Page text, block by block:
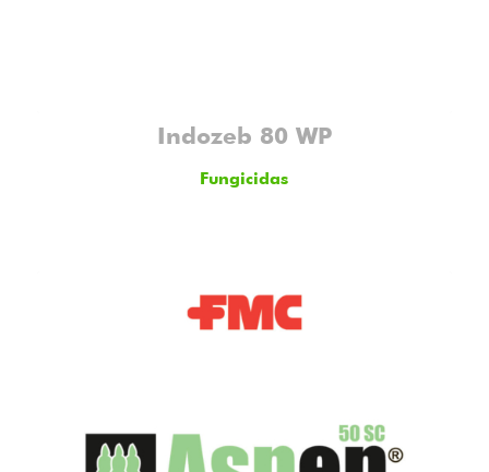
Indozeb 80 WP
Fungicidas